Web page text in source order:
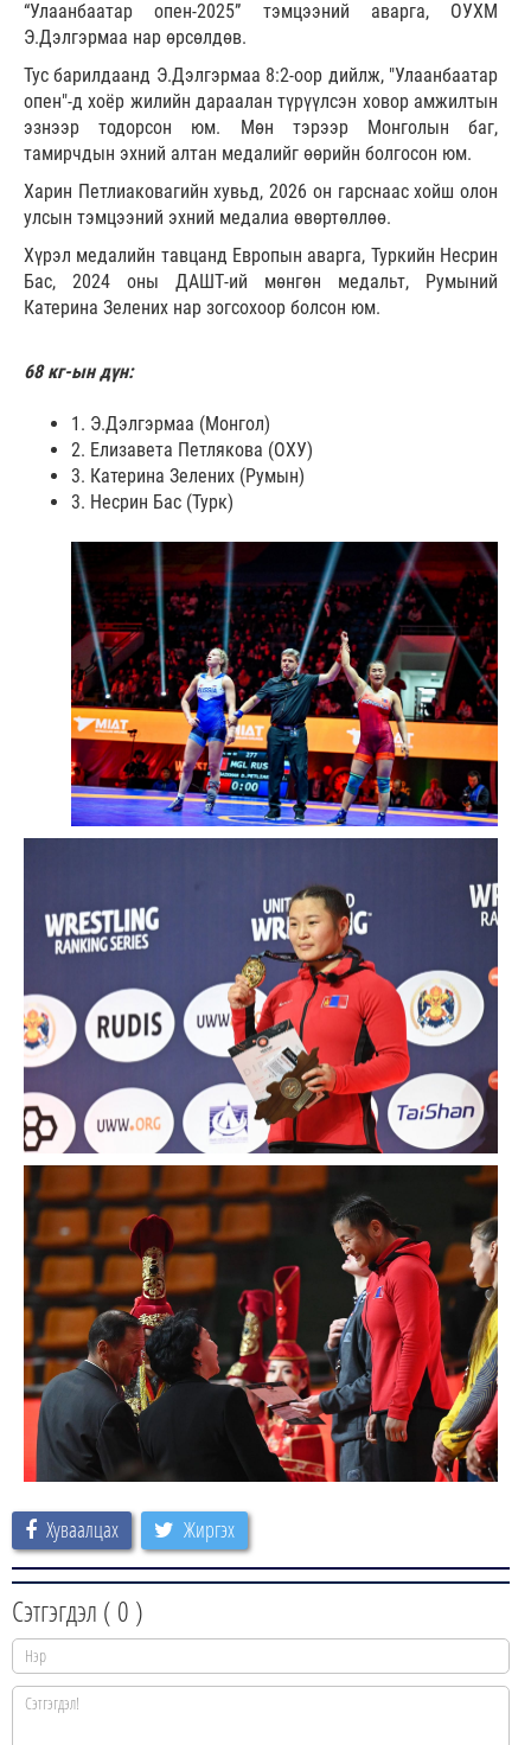
“Улаанбаатар опен-2025” тэмцээний аварга, ОУХМ
Э.Дэлгэрмаа нар өрсөлдөв.
Тус барилдаанд Э.Дэлгэрмаа 8:2-оор дийлж, "Улаанбаатар
опен"-д хоёр жилийн дараалан түрүүлсэн ховор амжилтын
эзнээр тодорсон юм. Мөн тэрээр Монголын баг,
тамирчдын эхний алтан медалийг өөрийн болгосон юм.
Харин Петлиаковагийн хувьд, 2026 он гарснаас хойш олон
улсын тэмцээний эхний медалиа өвөртөллөө.
Хүрэл медалийн тавцанд Европын аварга, Туркийн Несрин
Бас, 2024 оны ДАШТ-ий мөнгөн медальт, Румыний
Катерина Зелених нар зогсохоор болсон юм.
68 кг-ын дүн:
1. Э.Дэлгэрмаа (Монгол)
2. Елизавета Петлякова (ОХУ)
3. Катерина Зелених (Румын)
3. Несрин Бас (Турк)
Хуваалцах Жиргэх
Сэтгэгдэл ( 0 )